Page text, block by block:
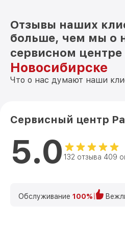
Отзывы наших
больше, чем мы о
сервисном центре
Новосибирске
Что о нас думают наши
Сервисный центр
5.0 132 отзыва 409
Обслуживание 100%